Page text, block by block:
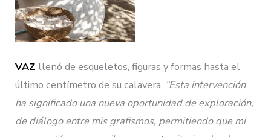
VAZ llenó de esqueletos, figuras y formas hasta el
último centímetro de su calavera. “Esta intervención
ha significado una nueva oportunidad de exploración,
de diálogo entre mis grafismos, permitiendo que mi